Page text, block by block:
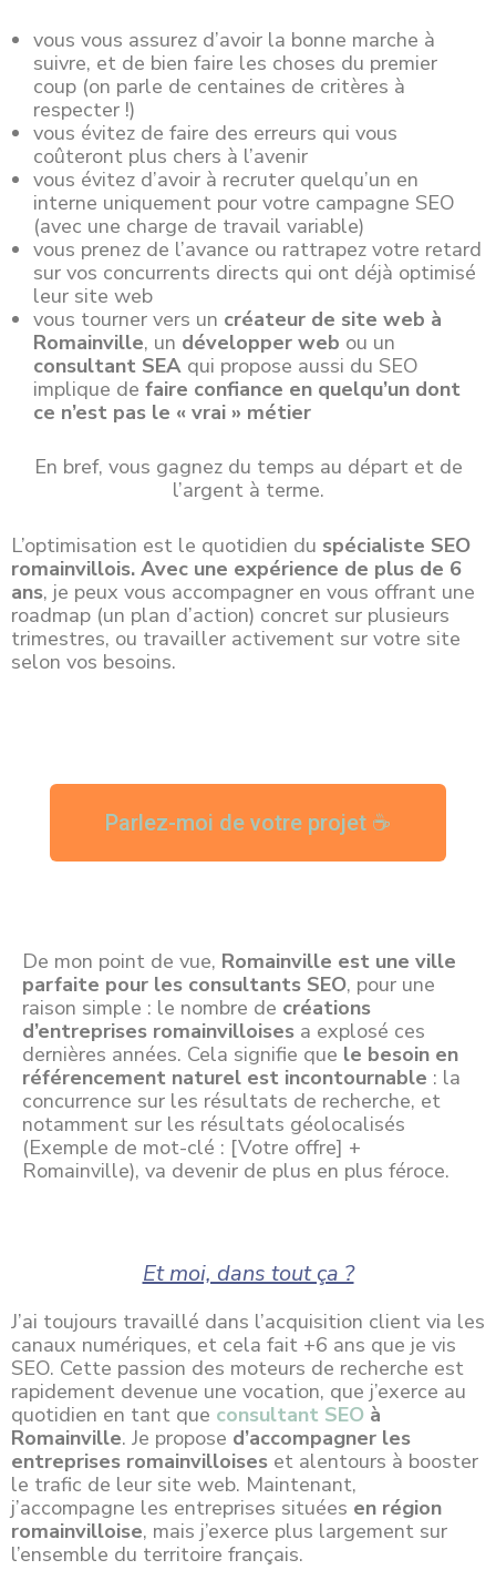
vous vous assurez d’avoir la bonne marche à
suivre, et de bien faire les choses du premier
coup (on parle de centaines de critères à
respecter !)
vous évitez de faire des erreurs qui vous
coûteront plus chers à l’avenir
vous évitez d’avoir à recruter quelqu’un en
interne uniquement pour votre campagne SEO
(avec une charge de travail variable)
vous prenez de l’avance ou rattrapez votre retard
sur vos concurrents directs qui ont déjà optimisé
leur site web
vous tourner vers un créateur de site web à
Romainville, un développer web ou un
consultant SEA qui propose aussi du SEO
implique de faire confiance en quelqu’un dont
ce n’est pas le « vrai » métier
En bref, vous gagnez du temps au départ et de
l’argent à terme.
L’optimisation est le quotidien du spécialiste SEO
romainvillois. Avec une expérience de plus de 6
ans, je peux vous accompagner en vous offrant une
roadmap (un plan d’action) concret sur plusieurs
trimestres, ou travailler activement sur votre site
selon vos besoins.
Parlez-moi de votre projet ☕
De mon point de vue, Romainville est une ville
parfaite pour les consultants SEO, pour une
raison simple : le nombre de créations
d’entreprises romainvilloises a explosé ces
dernières années. Cela signifie que le besoin en
référencement naturel est incontournable : la
concurrence sur les résultats de recherche, et
notamment sur les résultats géolocalisés
(Exemple de mot-clé : [Votre offre] +
Romainville), va devenir de plus en plus féroce.
Et moi, dans tout ça ?
J’ai toujours travaillé dans l’acquisition client via les
canaux numériques, et cela fait +6 ans que je vis
SEO. Cette passion des moteurs de recherche est
rapidement devenue une vocation, que j’exerce au
quotidien en tant que consultant SEO à
Romainville. Je propose d’accompagner les
entreprises romainvilloises et alentours à booster
le trafic de leur site web. Maintenant,
j’accompagne les entreprises situées en région
romainvilloise, mais j’exerce plus largement sur
l’ensemble du territoire français.